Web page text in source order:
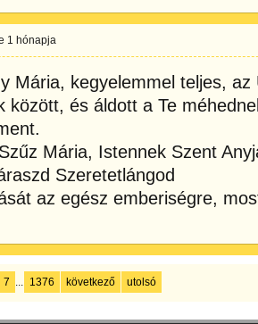
1 hónapja
Mária, kegyelemmel teljes,
között, és áldott a Te
Mária, Istennek Szent
Szeretetlángod
az egész emberiségre,
7 ... 1376 következő utolsó